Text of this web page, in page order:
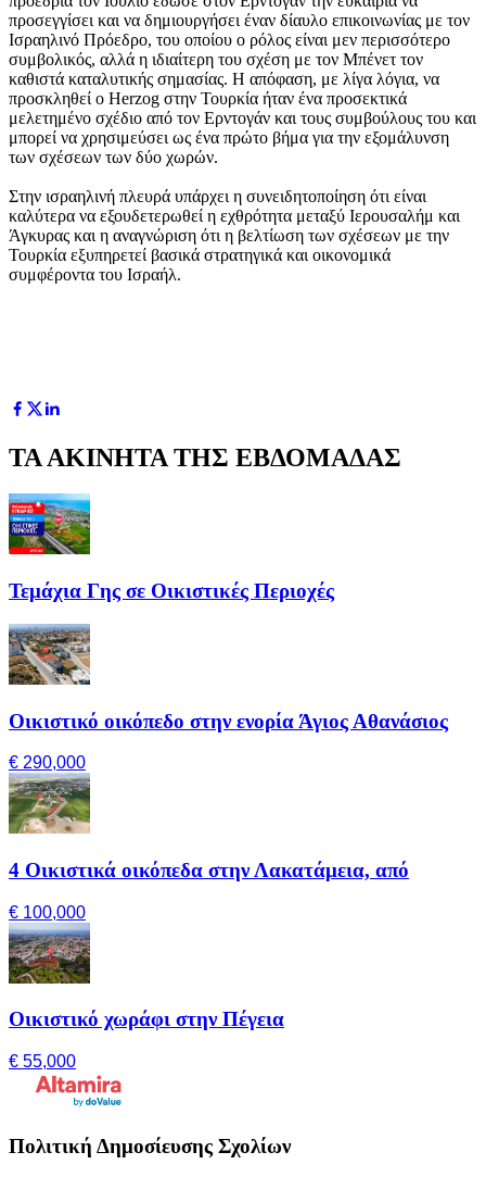
προσεγγίσει και να δημιουργήσει έναν δίαυλο επικοινωνίας με τον
Ισραηλινό Πρόεδρο, του οποίου ο ρόλος είναι μεν περισσότερο
συμβολικός, αλλά η ιδιαίτερη του σχέση με τον Μπένετ τον
καθιστά καταλυτικής σημασίας. Η απόφαση, με λίγα λόγια, να
προσκληθεί ο Herzog στην Τουρκία ήταν ένα προσεκτικά
μελετημένο σχέδιο από τον Ερντογάν και τους συμβούλους του και
μπορεί να χρησιμεύσει ως ένα πρώτο βήμα για την εξομάλυνση
των σχέσεων των δύο χωρών.
Στην ισραηλινή πλευρά υπάρχει η συνειδητοποίηση ότι είναι
καλύτερα να εξουδετερωθεί η εχθρότητα μεταξύ Ιερουσαλήμ και
Άγκυρας και η αναγνώριση ότι η βελτίωση των σχέσεων με την
Τουρκία εξυπηρετεί βασικά στρατηγικά και οικονομικά
συμφέροντα του Ισραήλ.
ΤΑ ΑΚΙΝΗΤΑ ΤΗΣ ΕΒΔΟΜΑΔΑΣ
Τεμάχια Γης σε Οικιστικές Περιοχές
Οικιστικό οικόπεδο στην ενορία Άγιος Αθανάσιος
€ 290,000
4 Οικιστικά οικόπεδα στην Λακατάμεια, από
€ 100,000
Οικιστικό χωράφι στην Πέγεια
€ 55,000
Πολιτική Δημοσίευσης Σχολίων